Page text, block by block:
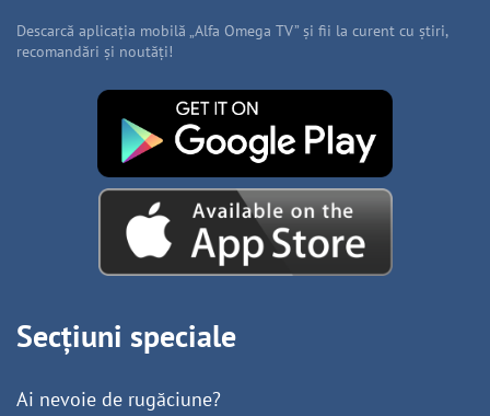
Descarcă aplicația mobilă „Alfa Omega TV” și fii la curent cu știri,
recomandări și noutăți!
Secțiuni speciale
Ai nevoie de rugăciune?